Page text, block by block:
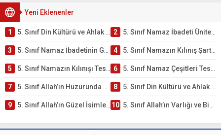
Yeni Eklenenler
1 5. Sınıf Din Kültürü ve Ahlak Bilgisi 2. Ünite: Namaz İbadeti Çalışmaları 2 5. Sınıf Namaz İbadeti Ünite Testi – Online Çöz
3 5. Sınıf Namaz İbadetinin Getirdiği Faydalar Testi 4 5. Sınıf Namazın Kılınış Şartları Testi
5 5. Sınıf Namazın Kılınışı Testi – Online Çöz 6 5. Sınıf Namaz Çeşitleri Testi – Online Çöz
7 5. Sınıf Allah’ın Huzurunda Olmak – Namaz İbadeti Testi 8 5. Sınıf Din Kültürü ve Ahlak Bilgisi 1. Ünite: Allah İnancı Çalışmaları
9 5. Sınıf Allah’ın Güzel İsimleri Testi – Online Çöz 10 5. Sınıf Allah’ın Varlığı ve Birliği Testi – Online Çöz